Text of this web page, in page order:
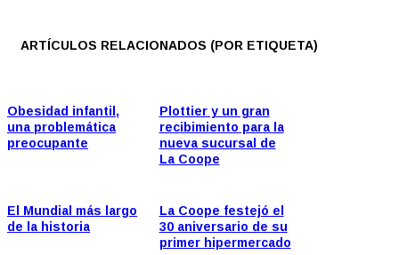
ARTÍCULOS RELACIONADOS (POR ETIQUETA)
Obesidad infantil,
una problemática
preocupante
Plottier y un gran
recibimiento para la
nueva sucursal de
La Coope
El Mundial más largo
de la historia
La Coope festejó el
30 aniversario de su
primer hipermercado